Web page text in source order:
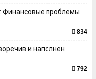
Финансовые проблемы
834
и наполнен
792